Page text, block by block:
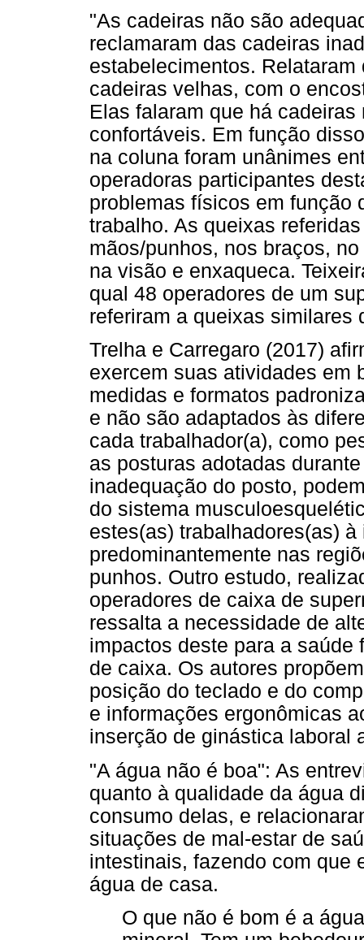
"As cadeiras não são
reclamaram das cadeiras
estabelecimentos.
cadeiras velhas, com o
Elas falaram que há
confortáveis. Em função
na coluna foram unânimes
operadoras participantes
problemas físicos em função
trabalho. As queixas
mãos/punhos, nos braços,
na visão e enxaqueca.
qual 48 operadores de um
referiram a queixas similares
Trelha e Carregaro (2017)
exercem suas atividades em
medidas e formatos
e não são adaptados às
cada trabalhador(a), como
as posturas adotadas
inadequação do posto,
do sistema
estes(as) trabalhadores(as)
predominantemente nas
punhos. Outro estudo,
operadores de caixa de
ressalta a necessidade de
impactos deste para a
de caixa. Os autores
posição do teclado e do
e informações ergonômicas
inserção de ginástica laboral
"A água não é boa": As
quanto à qualidade da água
consumo delas, e
situações de mal-estar de
intestinais, fazendo com que
água de casa.
O que não é bom é a